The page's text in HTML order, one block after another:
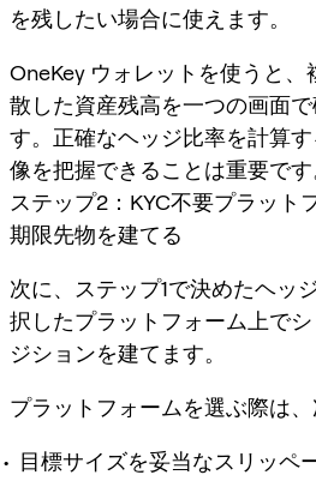
を残したい場合に使えます。
OneKey ウォレットを使うと
散した資産残高を一つの画面
す。正確なヘッジ比率を計算
像を把握できることは重要です
ステップ2：KYC不要プラット
期限先物を建てる
次に、ステップ1で決めたヘッ
択したプラットフォーム上で
ジションを建てます。
プラットフォームを選ぶ際は、
目標サイズを妥当なスリッペ